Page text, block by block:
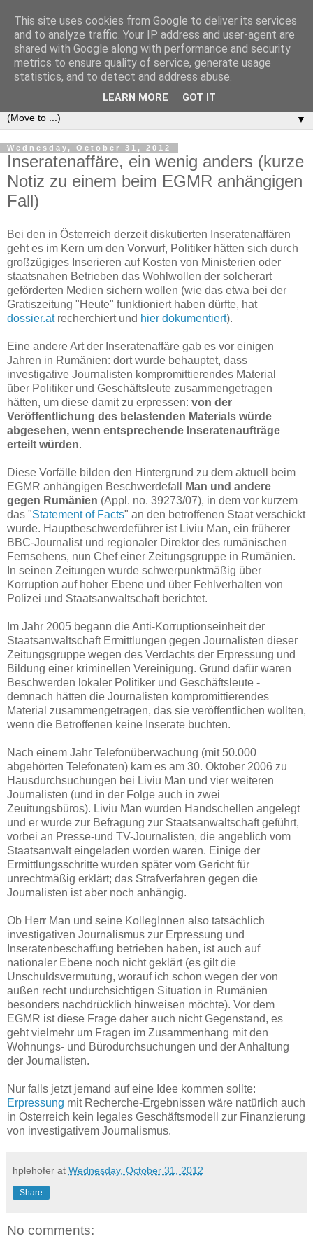
e-comm
Blog zum österreichischen und europäischen Recht der
elektronischen Kommunikationsnetze und -dienste
▼
Wednesday, October 31, 2012
Inseratenaffäre, ein wenig anders (kurze
Notiz zu einem beim EGMR anhängigen
Fall)
Bei den in Österreich derzeit diskutierten Inseratenaffären
geht es im Kern um den Vorwurf, Politiker hätten sich durch
großzügiges Inserieren auf Kosten von Ministerien oder
staatsnahen Betrieben das Wohlwollen der solcherart
geförderten Medien sichern wollen (wie das etwa bei der
Gratiszeitung "Heute" funktioniert haben dürfte, hat
dossier.atrecherchiert und hier dokumentiert).
Eine andere Art der Inseratenaffäre gab es vor einigen
Jahren in Rumänien: dort wurde behauptet, dass
investigative Journalisten kompromittierendes Material
über Politiker und Geschäftsleute zusammengetragen
hätten, um diese damit zu erpressen: von der
Veröffentlichung des belastenden Materials würde
abgesehen, wenn entsprechende Inseratenaufträge
erteilt würden.
Diese Vorfälle bilden den Hintergrund zu dem aktuell beim
EGMR anhängigen Beschwerdefall
Man und andere
gegen Rumänien (Appl. no. 39273/07), in dem vor kurzem
das "Statement of Facts" an den betroffenen Staat verschickt
wurde. Hauptbeschwerdeführer ist Liviu Man, ein früherer
BBC-Journalist und regionaler Direktor des rumänischen
Fernsehens, nun Chef einer Zeitungsgruppe in Rumänien.
In seinen Zeitungen wurde schwerpunktmäßig über
Korruption auf hoher Ebene und über Fehlverhalten von
Polizei und Staatsanwaltschaft berichtet.
Im Jahr 2005 begann die Anti-Korruptionseinheit der
Staatsanwaltschaft Ermittlungen gegen Journalisten dieser
Zeitungsgruppe wegen des Verdachts der Erpressung und
Bildung einer kriminellen Vereinigung. Grund dafür waren
Beschwerden lokaler Politiker und Geschäftsleute -
demnach hätten die Journalisten kompromittierendes
Material zusammengetragen, das sie veröffentlichen wollten,
wenn die Betroffenen keine Inserate buchten.
Nach einem Jahr Telefonüberwachung (mit 50.000
abgehörten Telefonaten) kam es am 30. Oktober 2006 zu
Hausdurchsuchungen bei Liviu Man und vier weiteren
Journalisten (und in der Folge auch in zwei
Zeuitungsbüros). Liviu Man wurden Handschellen angelegt
und er wurde zur Befragung zur Staatsanwaltschaft geführt,
vorbei an Presse-und TV-Journalisten, die angeblich vom
Staatsanwalt eingeladen worden waren. Einige der
Ermittlungsschritte wurden später vom Gericht für
unrechtmäßig erklärt; das Strafverfahren gegen die
Journalisten ist aber noch anhängig.
Ob Herr Man und seine KollegInnen also tatsächlich
investigativen Journalismus zur Erpressung und
Inseratenbeschaffung betrieben haben, ist auch auf
nationaler Ebene noch nicht geklärt (es gilt die
Unschuldsvermutung, worauf ich schon wegen der von
außen recht undurchsichtigen Situation in Rumänien
besonders nachdrücklich hinweisen möchte). Vor dem
EGMR ist diese Frage daher auch nicht Gegenstand, es
geht vielmehr um Fragen im Zusammenhang mit den
Wohnungs- und Bürodurchsuchungen und der Anhaltung
der Journalisten.
Nur falls jetzt jemand auf eine Idee kommen sollte:
Erpressung mit Recherche-Ergebnissen wäre natürlich auch
in Österreich kein legales Geschäftsmodell zur Finanzierung
von investigativem Journalismus.
hplehofer at Wednesday, October 31, 2012
Share
No comments:
This site uses cookies from Google to deliver its services
and to analyze traffic. Your IP address and user-agent are
shared with Google along with performance and security
metrics to ensure quality of service, generate usage
statistics, and to detect and address abuse.
LEARN MORE GOT IT